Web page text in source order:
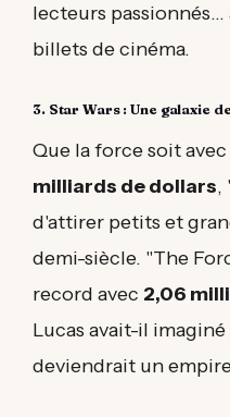
lecteurs
billets de cinéma.
3. Star Wars : Une galaxie
Que la force soit
milliards de dollars,
d'attirer petits et
demi-siècle. "The
record avec 2,06
Lucas avait-il
deviendrait un